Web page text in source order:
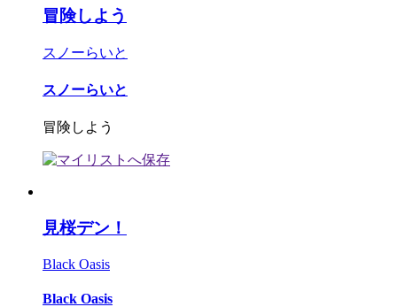
冒険しよう
スノーらいと
スノーらいと
冒険しよう
見桜デン！
Black Oasis
Black Oasis